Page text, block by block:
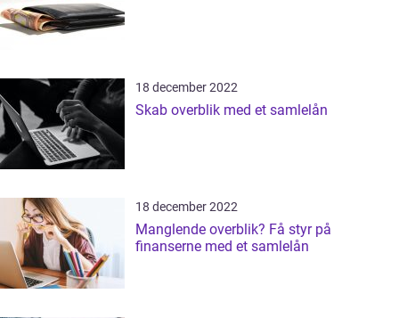
18 december 2022
Skab overblik med et samlelån
18 december 2022
Manglende overblik? Få styr på
finanserne med et samlelån